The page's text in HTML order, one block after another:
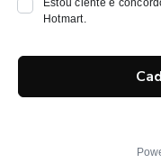
Estou ciente e
Hotmart.